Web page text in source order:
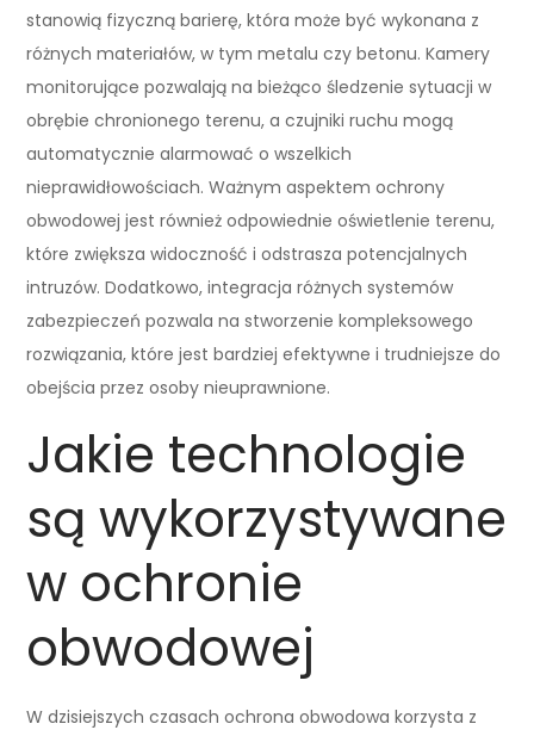
stanowią fizyczną barierę, która może być wykonana z
różnych materiałów, w tym metalu czy betonu. Kamery
monitorujące pozwalają na bieżąco śledzenie sytuacji w
obrębie chronionego terenu, a czujniki ruchu mogą
automatycznie alarmować o wszelkich
nieprawidłowościach. Ważnym aspektem ochrony
obwodowej jest również odpowiednie oświetlenie terenu,
które zwiększa widoczność i odstrasza potencjalnych
intruzów. Dodatkowo, integracja różnych systemów
zabezpieczeń pozwala na stworzenie kompleksowego
rozwiązania, które jest bardziej efektywne i trudniejsze do
obejścia przez osoby nieuprawnione.
Jakie technologie
są wykorzystywane
w ochronie
obwodowej
W dzisiejszych czasach ochrona obwodowa korzysta z